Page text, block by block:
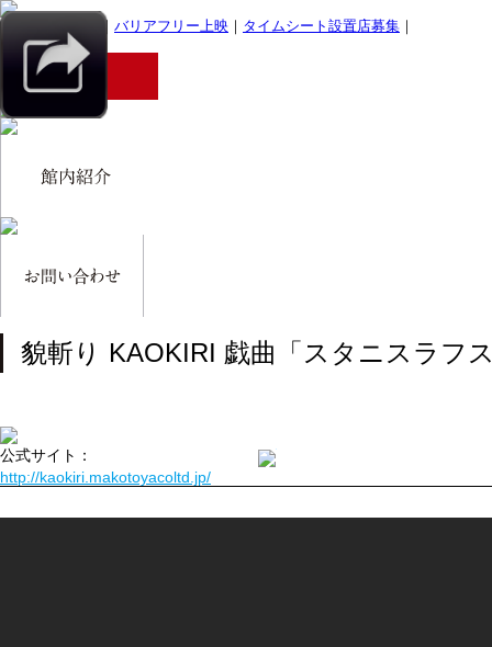
｜ ｜ バリアフリー上映 ｜ タイムシート設置店募集 ｜
貌斬り KAOKIRI 戯曲「スタニスラフ
公式サイト：
http://kaokiri.makotoyacoltd.jp/